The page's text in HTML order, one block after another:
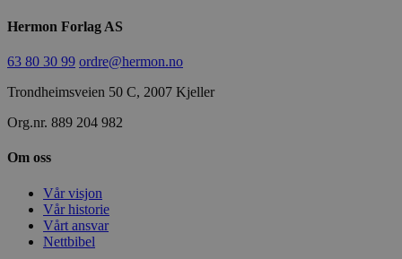
Hermon Forlag AS
63 80 30 99 ordre@hermon.no
Trondheimsveien 50 C, 2007 Kjeller
Org.nr. 889 204 982
Om oss
Vår visjon
Vår historie
Vårt ansvar
Nettbibel